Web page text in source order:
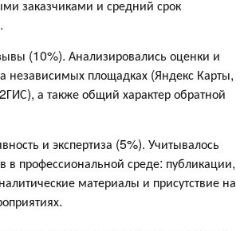
заказчиками и средний срок
(10%). Анализировались оценки и
независимых площадках (Яндекс Карты,
а также общий характер обратной
и экспертиза (5%). Учитывалось
в профессиональной среде: публикации,
материалы и присутствие на